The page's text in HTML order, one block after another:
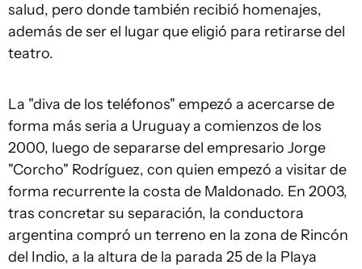
salud, pero donde también recibió homenajes,
además de ser el lugar que eligió para retirarse del
teatro.
La "diva de los teléfonos" empezó a acercarse de
forma más seria a Uruguay a comienzos de los
2000, luego de separarse del empresario Jorge
"Corcho" Rodríguez, con quien empezó a visitar de
forma recurrente la costa de Maldonado. En 2003,
tras concretar su separación, la conductora
argentina compró un terreno en la zona de Rincón
del Indio, a la altura de la parada 25 de la Playa